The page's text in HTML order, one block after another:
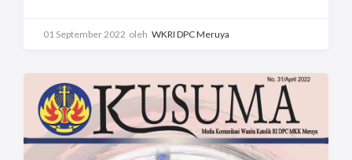
jumlahnya sangat sedikit di Wanita Katolik RI
proses regenerasi. Untuk anggota usia
muda, hal ini dapat dilakukan dengan cara
aktif mengajak, mendorong mereka agar
terus terlibat dalam kegiatan/organisasi.
01 September 2022 oleh WKRI DPC Meruya